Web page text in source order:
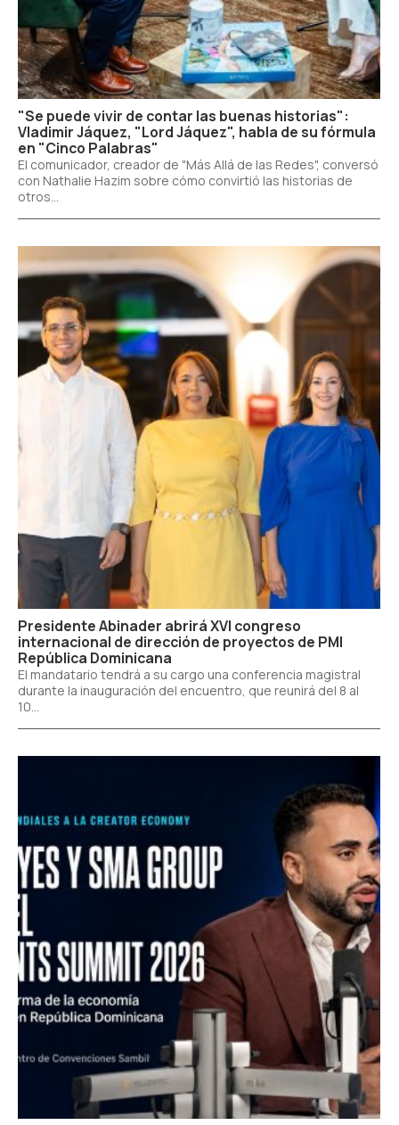
"Se puede vivir de contar las buenas historias":
Vladimir Jáquez, "Lord Jáquez", habla de su fórmula
en "Cinco Palabras"
El comunicador, creador de "Más Allá de las Redes", conversó
con Nathalie Hazim sobre cómo convirtió las historias de
otros...
Presidente Abinader abrirá XVI congreso
internacional de dirección de proyectos de PMI
República Dominicana
El mandatario tendrá a su cargo una conferencia magistral
durante la inauguración del encuentro, que reunirá del 8 al
10...